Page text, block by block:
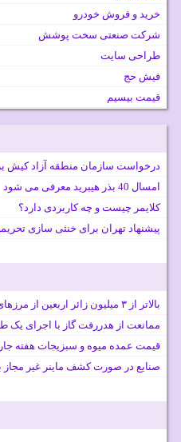
خرید و فروش خودرو
شرکت صنعتی سخت پوشش
طراحی سایت
فیش حج
قیمت بیسیم
درخواست سازمان منطقه آزاد کیش
امسال 40 بذر هیبرید معرفی می شود
کلایمر چیست و چه کاربردی دارد؟
پیشنهاد تهران برای خنثی سازی
بالاتر از ۳ میلیون زائر اربعین از مرزهای زمینی کشور خارج شدند
ممانعت از هدررفت گاز با اجرای یک
قیمت عمده میوه و سبزیجات هفته
صنایع در صورت کشف ماینر غیر مجاز